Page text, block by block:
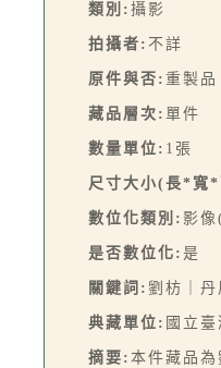
類別: 攝影
拍攝者: 不詳
原件與否: 重製品
藏品層次: 單件
數量單位: 1張
尺寸大小(長*寬
數位化類別: 影
是否數位化: 是
關鍵詞: 劉枋｜丹
典藏單位: 國立
摘要: 本件藏品為